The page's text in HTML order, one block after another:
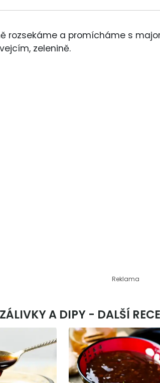
rozsekáme a promícháme s
zelenině.
Reklama
A DIPY - DALŠÍ